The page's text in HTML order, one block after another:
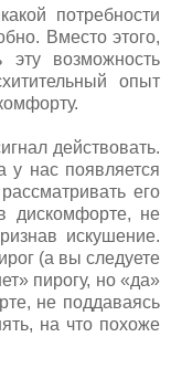
потребности
Вместо этого,
возможность
опыт
действовать.
у нас появляется
его
дискомфорте, не
искушение.
(а вы следуете
пирогу, но «да»
не поддаваясь
на что похоже